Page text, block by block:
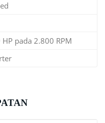
pada 2.800 RPM